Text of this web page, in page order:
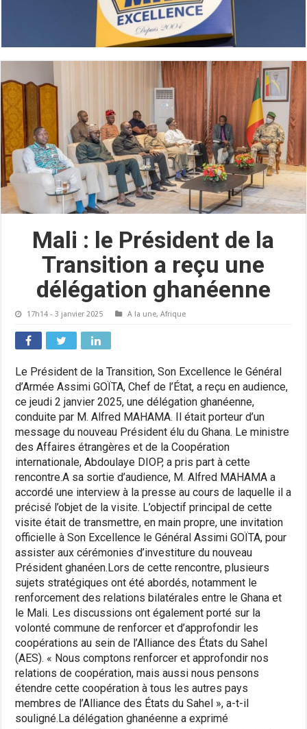
Mali : le Président de la
Transition a reçu une
délégation ghanéenne
17h14 - 3 janvier 2025 A la une,Afrique
Le Président de la Transition, Son Excellence le Général
d’Armée Assimi GOÏTA, Chef de l’État, a reçu en audience,
ce jeudi 2 janvier 2025, une délégation ghanéenne,
conduite par M. Alfred MAHAMA. Il était porteur d’un
message du nouveau Président élu du Ghana. Le ministre
des Affaires étrangères et de la Coopération
internationale, Abdoulaye DIOP, a pris part à cette
rencontre.A sa sortie d’audience, M. Alfred MAHAMA a
accordé une interview à la presse au cours de laquelle il a
précisé l’objet de la visite. L’objectif principal de cette
visite était de transmettre, en main propre, une invitation
officielle à Son Excellence le Général Assimi GOÏTA, pour
assister aux cérémonies d’investiture du nouveau
Président ghanéen.Lors de cette rencontre, plusieurs
sujets stratégiques ont été abordés, notamment le
renforcement des relations bilatérales entre le Ghana et
le Mali. Les discussions ont également porté sur la
volonté commune de renforcer et d’approfondir les
coopérations au sein de l’Alliance des États du Sahel
(AES). « Nous comptons renforcer et approfondir nos
relations de coopération, mais aussi nous pensons
étendre cette coopération à tous les autres pays
membres de l’Alliance des États du Sahel », a-t-il
souligné.La délégation ghanéenne a exprimé